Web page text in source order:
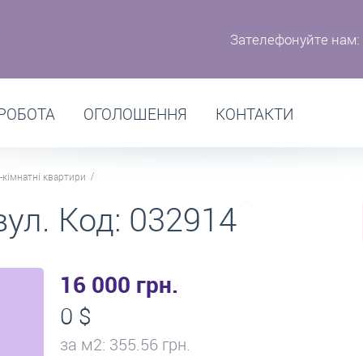
Зателефонуйте нам:
ОГОЛОШЕННЯ КОНТАКТИ
кімнатні квартири
Код: 032914
16 000 грн.
0 $
за м2: 355.56 грн.